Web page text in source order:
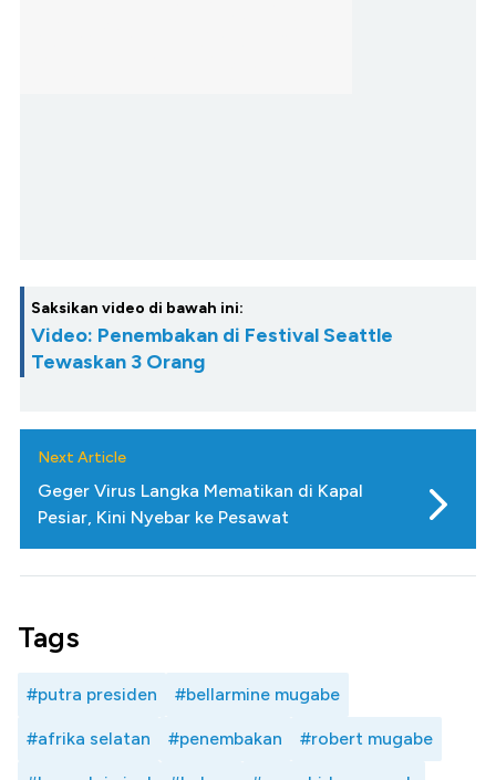
Saksikan video di bawah ini:
Video: Penembakan di Festival Seattle
Tewaskan 3 Orang
Next Article
Geger Virus Langka Mematikan di Kapal
Pesiar, Kini Nyebar ke Pesawat
Tags
#putra presiden #bellarmine mugabe
#afrika selatan #penembakan #robert mugabe